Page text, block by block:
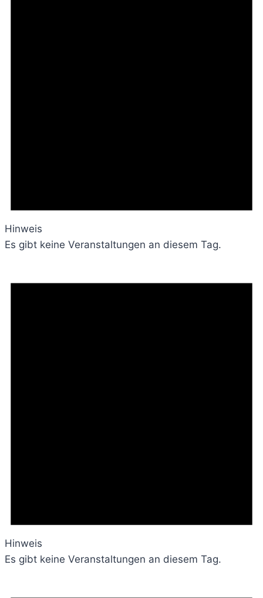
Hinweis
Es gibt keine Veranstaltungen an diesem Tag.
Hinweis
Es gibt keine Veranstaltungen an diesem Tag.